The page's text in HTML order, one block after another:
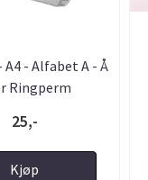
- Alfabet A - Å
Ringperm
25,-
Kjøp